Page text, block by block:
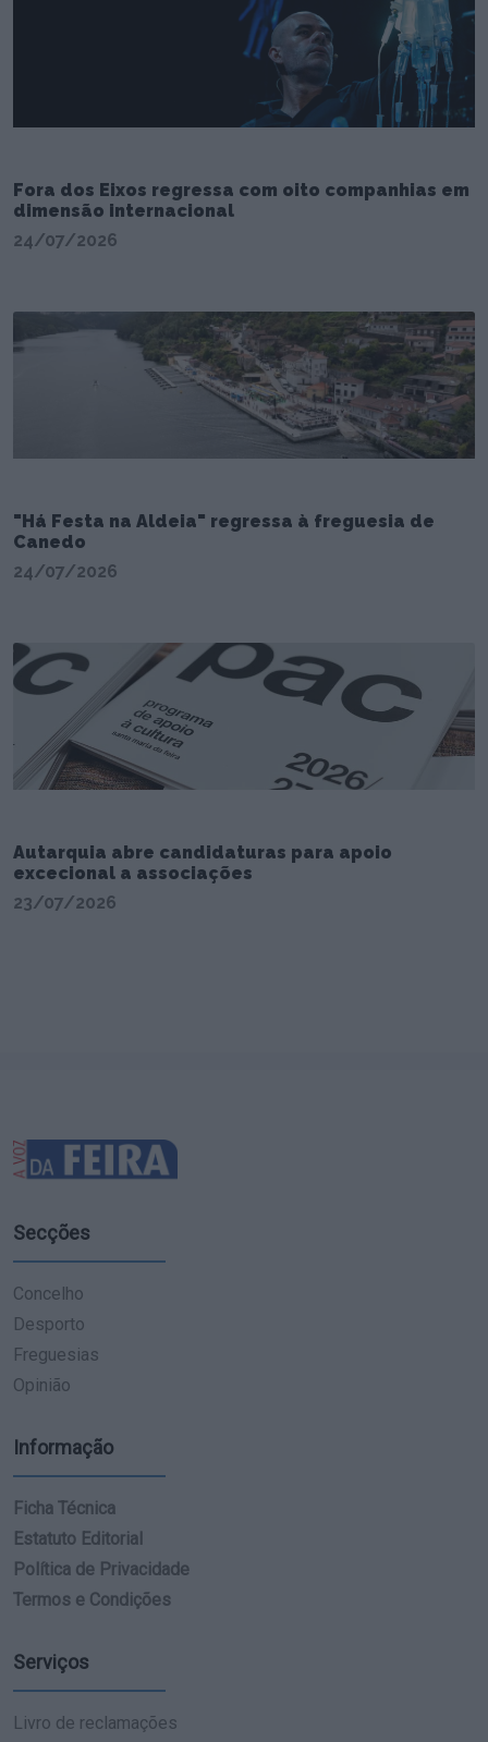
Fora dos Eixos regressa com oito companhias em
dimensão internacional
24/07/2026
"Há Festa na Aldeia" regressa à freguesia de
Canedo
24/07/2026
Autarquia abre candidaturas para apoio
excecional a associações
23/07/2026
Secções
Concelho
Desporto
Freguesias
Opinião
Informação
Ficha Técnica
Estatuto Editorial
Política de Privacidade
Termos e Condições
Serviços
Livro de reclamações